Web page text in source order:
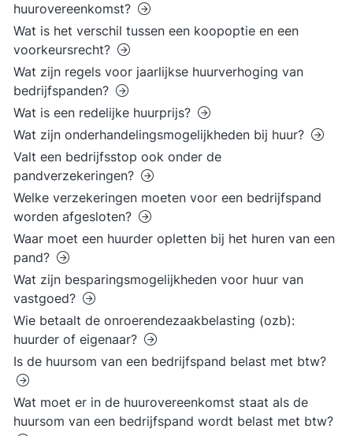
huurovereenkomst?
Wat is het verschil tussen een koopoptie en een
voorkeursrecht?
Wat zijn regels voor jaarlijkse huurverhoging van
bedrijfspanden?
Wat is een redelijke huurprijs?
Wat zijn onderhandelingsmogelijkheden bij huur?
Valt een bedrijfsstop ook onder de
pandverzekeringen?
Welke verzekeringen moeten voor een bedrijfspand
worden afgesloten?
Waar moet een huurder opletten bij het huren van een
pand?
Wat zijn besparingsmogelijkheden voor huur van
vastgoed?
Wie betaalt de onroerendezaakbelasting (ozb):
huurder of eigenaar?
Is de huursom van een bedrijfspand belast met btw?
Wat moet er in de huurovereenkomst staat als de
huursom van een bedrijfspand wordt belast met btw?